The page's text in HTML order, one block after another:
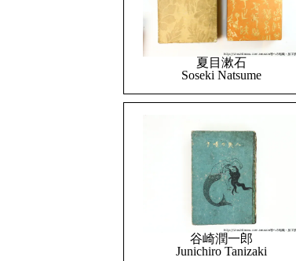
夏目漱石
Soseki Natsume
谷崎潤一郎
Junichiro Tanizaki